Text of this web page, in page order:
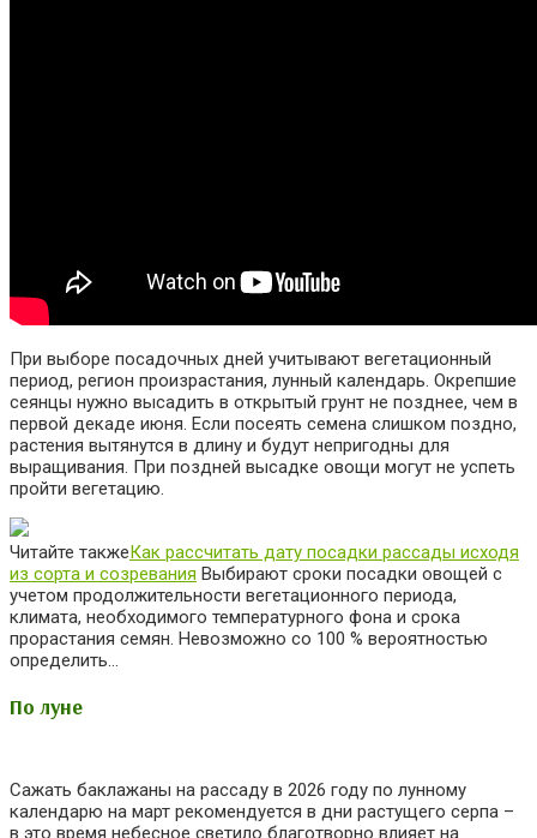
При выборе посадочных дней учитывают вегетационный
период, регион произрастания, лунный календарь. Окрепшие
сеянцы нужно высадить в открытый грунт не позднее, чем в
первой декаде июня. Если посеять семена слишком поздно,
растения вытянутся в длину и будут непригодны для
выращивания. При поздней высадке овощи могут не успеть
пройти вегетацию.
Читайте такжеКак рассчитать дату посадки рассады исходя
из сорта и созревания Выбирают сроки посадки овощей с
учетом продолжительности вегетационного периода,
климата, необходимого температурного фона и срока
прорастания семян. Невозможно со 100 % вероятностью
определить…
По луне
Сажать баклажаны на рассаду в 2026 году по лунному
календарю на март рекомендуется в дни растущего серпа –
в это время небесное светило благотворно влияет на